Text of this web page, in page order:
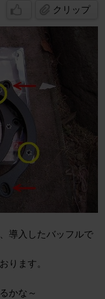
クリップ
導入したバッフルで
ります。
かな～